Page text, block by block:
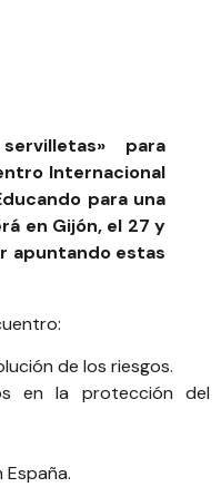
para
Internacional
para una
en Gijón, el 27 y
apuntando estas
de los riesgos.
en la protección del
España.